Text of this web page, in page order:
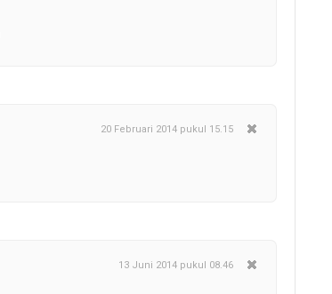
20 Februari 2014 pukul 15.15
13 Juni 2014 pukul 08.46